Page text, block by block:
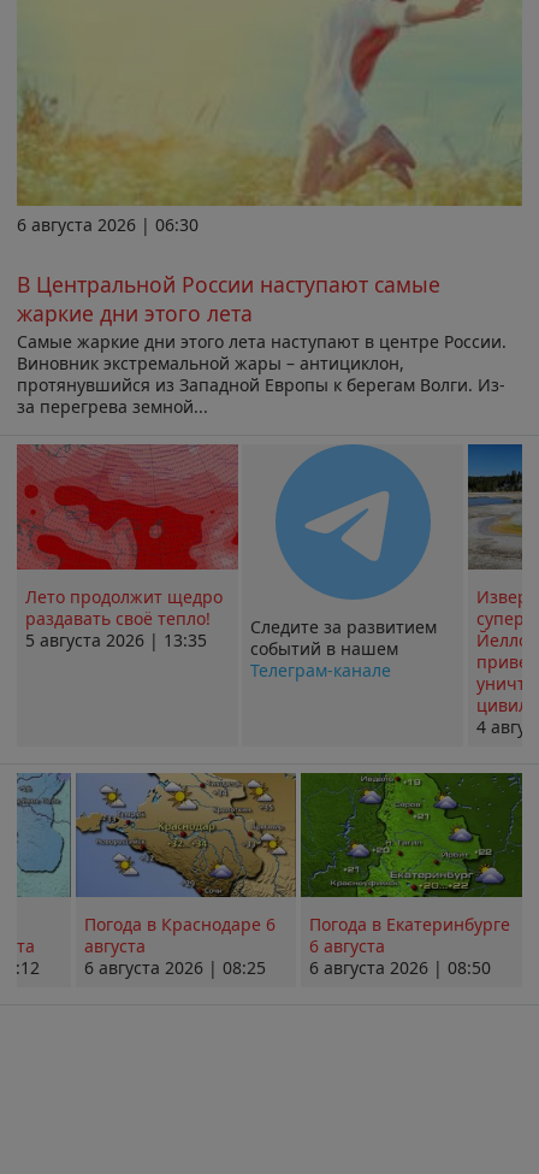
6 августа 2026 | 06:30
В Центральной России наступают самые
жаркие дни этого лета
Самые жаркие дни этого лета наступают в центре России.
Виновник экстремальной жары – антициклон,
протянувшийся из Западной Европы к берегам Волги. Из-
за перегрева земной...
Лето продолжит щедро
раздавать своё тепло!
5 августа 2026 | 13:35
Следите за развитием
событий в нашем
Телеграм-канале
4
Погода в Краснодаре 6
августа
6 августа 2026 | 08:25
Погода в Екатеринбурге
6 августа
6 августа 2026 | 08:50